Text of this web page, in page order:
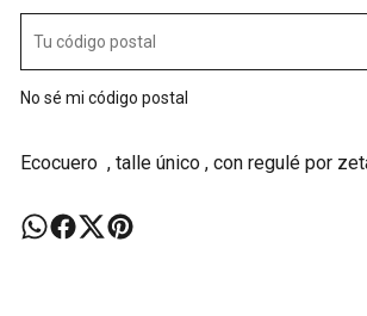
No sé mi código postal
Ecocuero , talle único , con regulé por